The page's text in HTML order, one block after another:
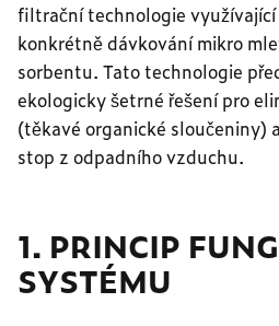
filtrační technologie
konkrétně dávkování mikro
sorbentu. Tato technologie
ekologicky šetrné řešení pro
(těkavé organické sloučeniny)
stop z odpadního vzduchu.
1. PRINCIP
SYSTÉMU